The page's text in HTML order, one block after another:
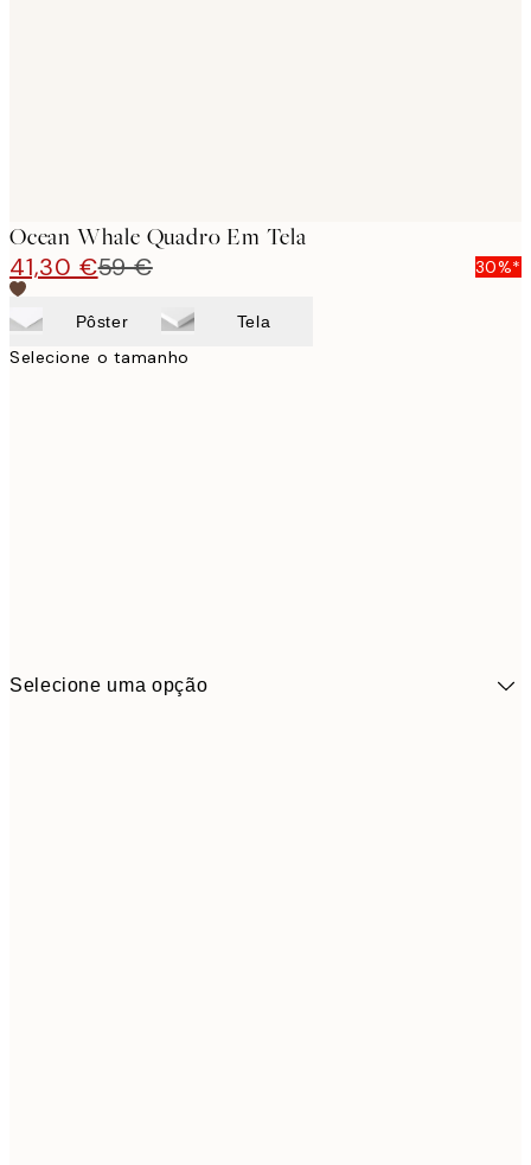
Ocean Whale Quadro Em Tela
41,30 €59 € 30%*
Pôster Tela
Selecione o tamanho
Selecione uma opção